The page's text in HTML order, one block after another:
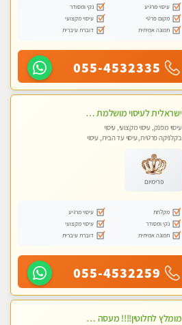
עיסוי מרגיע
נקי ומסודר
מקום פרטי
עיסוי מקצועי
תמונה אמיתית
דוברת עיברית
055-4532335
ישראלית לעיסוי מושלמת לעיסוי מושלם ואיכותי במיוחד !
עיסוי מפנק, עיסוי מקצועי, עיסוי
בקלניקה פרטית, עיסוי עד הבית, עיסוי
פרימיום
מקלחת
עיסוי מרגיע
נקי ומסודר
עיסוי מקצועי
תמונה אמיתית
דוברת עיברית
055-4532259
מומלץ לחלוטין!!!! מעסה מקצועית מהממת ואיכותית פרטי!!!לזוגות +לבית המלון - ללא מין !!